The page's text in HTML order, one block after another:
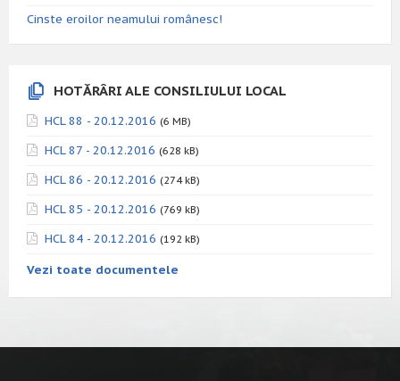
Cinste eroilor neamului românesc!
HOTĂRÂRI ALE CONSILIULUI LOCAL
HCL 88 - 20.12.2016 (6 MB)
HCL 87 - 20.12.2016 (628 kB)
HCL 86 - 20.12.2016 (274 kB)
HCL 85 - 20.12.2016 (769 kB)
HCL 84 - 20.12.2016 (192 kB)
Vezi toate documentele